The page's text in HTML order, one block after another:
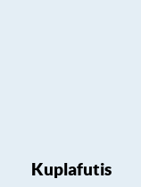
Kuplafutis